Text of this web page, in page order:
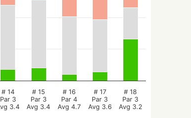
# 14
Par 3
3.4
# 15
Par 3
Avg 3.4
# 16
Par 4
Avg 4.7
# 17
Par 3
Avg 3.6
# 18
Par 3
Avg 3.2